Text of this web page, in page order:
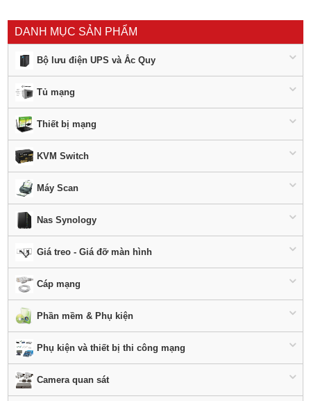
DANH MỤC SẢN PHẨM
Bộ lưu điện UPS và Ắc Quy
Tủ mạng
Thiết bị mạng
KVM Switch
Máy Scan
Nas Synology
Giá treo - Giá đỡ màn hình
Cáp mạng
Phần mềm & Phụ kiện
Phụ kiện và thiết bị thi công mạng
Camera quan sát